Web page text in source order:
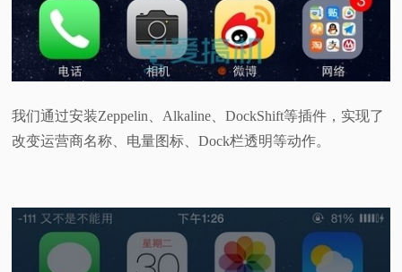
我们通过安装Zeppelin、Alkaline、DockShift等插件，实现了
改变运营商名称、电量图标、Dock栏透明等动作。